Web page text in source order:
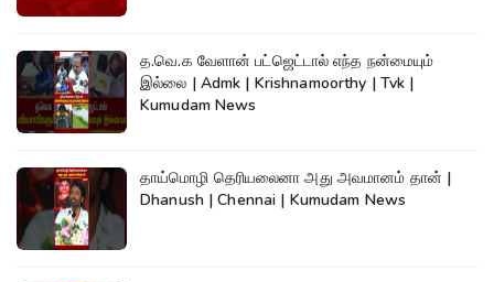
த.வெ.க வேளான் பட்ஜெட்டால் எந்த நன்மையும்
இல்லை | Admk | Krishnamoorthy | Tvk |
Kumudam News
தாய்மொழி தெரியலைனா அது அவமானம் தான் |
Dhanush | Chennai | Kumudam News